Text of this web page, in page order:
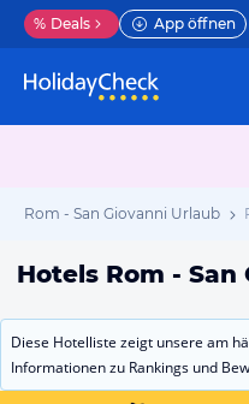
% Deals App öffnen
Rom - San Giovanni Urlaub
Hotels Rom - San
Diese Hotelliste zeigt unsere am
Informationen zu Rankings und